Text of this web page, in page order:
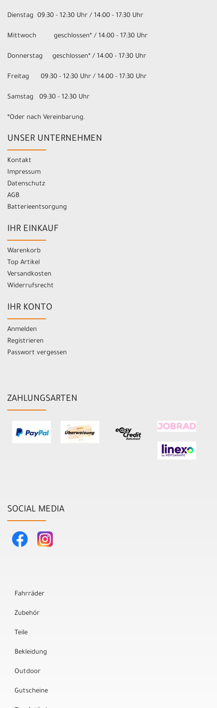
Dienstag 09:30 - 12:30 Uhr / 14:00 - 17:30 Uhr
Mittwoch geschlossen* / 14:00 - 17:30 Uhr
Donnerstag geschlossen* / 14:00 - 17:30 Uhr
Freitag 09:30 - 12:30 Uhr / 14:00 - 17:30 Uhr
Samstag 09:30 - 12:30 Uhr
*Oder nach Vereinbarung.
UNSER UNTERNEHMEN
Kontakt
Impressum
Datenschutz
AGB
Batterieentsorgung
IHR EINKAUF
Warenkorb
Top Artikel
Versandkosten
Widerrufsrecht
IHR KONTO
Anmelden
Registrieren
Passwort vergessen
ZAHLUNGSARTEN
SOCIAL MEDIA
Fahrräder
Zubehör
Teile
Bekleidung
Outdoor
Gutscheine